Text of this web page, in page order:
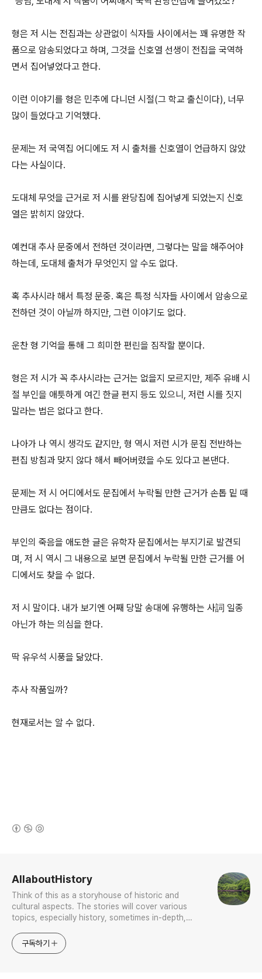
형은 저 시는 전집과는 상관없이 식자들 사이에서는 꽤 유명한 작
품으로 암송되었다고 하며, 그것을 신호열 선생이 전집을 국역하
면서 집어넣었다고 한다.
이런 이야기를 형은 민추에 다니던 시절(그 학교 출신이다), 너무
많이 들었다고 기억했다.
문제는 저 국역집 어디에도 저 시 출처를 신호열이 언급하지 않았
다는 사실이다.
도대체 무엇을 근거로 저 시를 완당집에 집어넣게 되었는지 신호
열은 밝히지 않았다.
예컨대 추사 문중에서 전하던 것이라면, 그렇다는 말을 해주어야
하는데, 도대체 출처가 무엇인지 알 수도 없다.
혹 추사시라 해서 특정 문중. 혹은 특정 식자들 사이에서 암송으로
전하던 것이 아닐까 하지만, 그런 이야기도 없다.
운찬 형 기억을 통해 그 희미한 편린을 짐작할 뿐이다.
형은 저 시가 꼭 추사시라는 근거는 없을지 모르지만, 제주 유배 시
절 부인을 애틋하게 여긴 한글 편지 등도 있으니, 저런 시를 짓지
말라는 법은 없다고 한다.
나아가 나 역시 생각도 같지만, 형 역시 저런 시가 문집 전반하는
편집 방침과 맞지 않다 해서 빼어버렸을 수도 있다고 본댄다.
문제는 저 시 어디에서도 문집에서 누락될 만한 근거가 손톱 밑 때
만큼도 없다는 점이다.
부인의 죽음을 애도한 글은 유학자 문집에서는 부지기로 발견되
며, 저 시 역시 그 내용으로 보면 문집에서 누락될 만한 근거를 어
디에서도 찾을 수 없다.
저 시 말이다. 내가 보기엔 어째 당말 송대에 유행하는 사詞 일종
아닌가 하는 의심을 한다.
딱 유우석 시풍을 닮았다.
추사 작품일까?
현재로서는 알 수 없다.
AllaboutHistory
Think of this as a storyhouse of historic and
cultural aspects. The stories will cover various
topics, especially history, sometimes in-depth,
approach will be to resist any common sense or
generalized viewpoint
구독하기